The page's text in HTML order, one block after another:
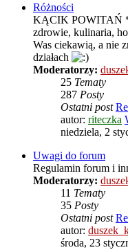
Różności
KĄCIK POWITAŃ
zdrowie, kulinaria,
Was ciekawią, a nie
działach
Moderatorzy:
25 Tematy
287 Posty
Ostatni post
autor: riteczka
niedziela, 2
Uwagi do forum
Regulamin forum i
Moderatorzy:
11 Tematy
35 Posty
Ostatni post
autor:
środa, 23